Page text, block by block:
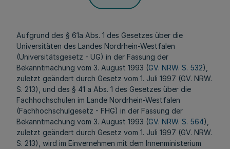
Aufgrund des § 61a Abs. 1 des Gesetzes über die
Universitäten des Landes Nordrhein-Westfalen
(Universitätsgesetz - UG) in der Fassung der
Bekanntmachung vom 3. August 1993 (GV. NRW. S. 532),
zuletzt geändert durch Gesetz vom 1. Juli 1997 (GV. NRW.
S. 213), und des § 41 a Abs. 1 des Gesetzes über die
Fachhochschulen im Lande Nordrhein-Westfalen
(Fachhochschulgesetz - FHG) in der Fassung der
Bekanntmachung vom 3. August 1993 (GV. NRW. S. 564),
zuletzt geändert durch Gesetz vom 1. Juli 1997 (GV. NRW.
S. 213), wird im Einvernehmen mit dem Innenministerium